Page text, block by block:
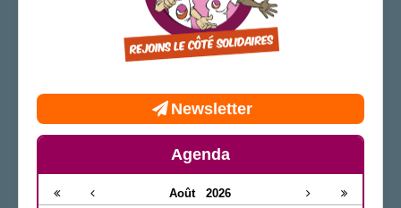
Newsletter
Agenda
Août 2026